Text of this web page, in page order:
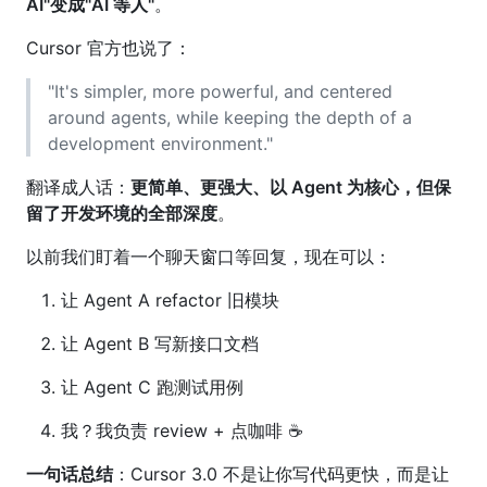
Cursor 官方也说了：
"It's simpler, more powerful, and centered
around agents, while keeping the depth of a
development environment."
翻译成人话： 更简单、更强大、以 Agent 为核心，但保
留了开发环境的全部深度。
以前我们盯着一个聊天窗口等回复，现在可以：
让 Agent A refactor 旧模块
让 Agent B 写新接口文档
让 Agent C 跑测试用例
我？我负责 review + 点咖啡 ☕
一句话总结：Cursor 3.0 不是让你写代码更快，而是让